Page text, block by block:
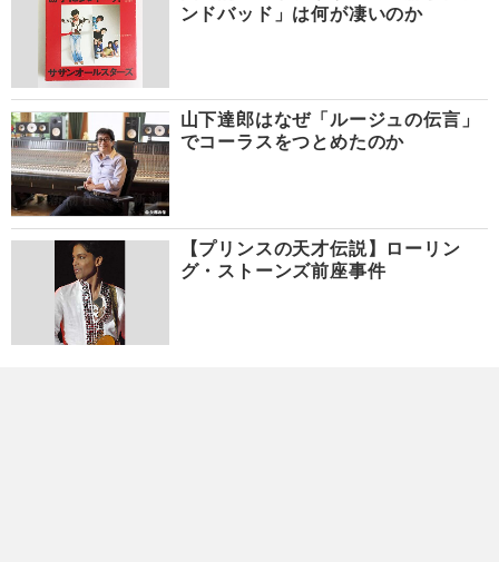
ンドバッド」は何が凄いのか
山下達郎はなぜ「ルージュの伝言」
でコーラスをつとめたのか
【プリンスの天才伝説】ローリン
グ・ストーンズ前座事件